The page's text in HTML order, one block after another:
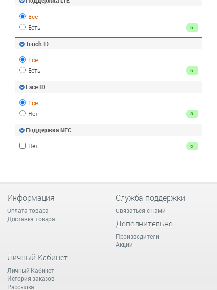
Все
Есть
6
Touch ID
Все
Есть
6
Face ID
Все
Нет
6
Поддержка NFC
Нет 6
Информация
Оплата товара
Доставка товара
Служба поддержки
Связаться с нами
Дополнительно
Производители
Акции
Личный Кабинет
Личный Кабинет
История заказов
Рассылка